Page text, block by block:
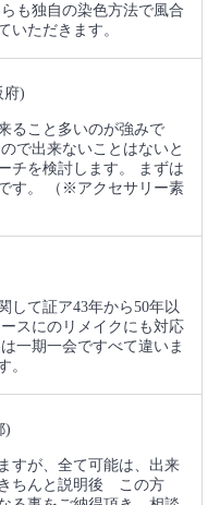
も独自の染色方法で風合
いただきます。
府)
ること多いのが強みで
で出来ないことはないと
チを検討します。 まずは
す。 （※アクセサリー素
して証ア43年から50年以
スにのリメイクにも対応
一期一会ですべて違いま
。
)
すが、全て可能は、出来
ちんと説明後 この方